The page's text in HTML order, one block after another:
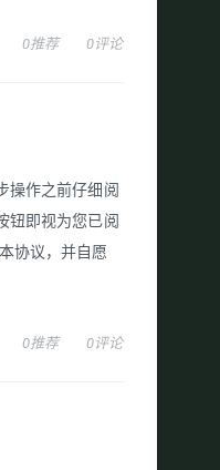
0推荐 0评论
操作之前仔细阅
钮即视为您已阅
协议，并自愿
0推荐 0评论